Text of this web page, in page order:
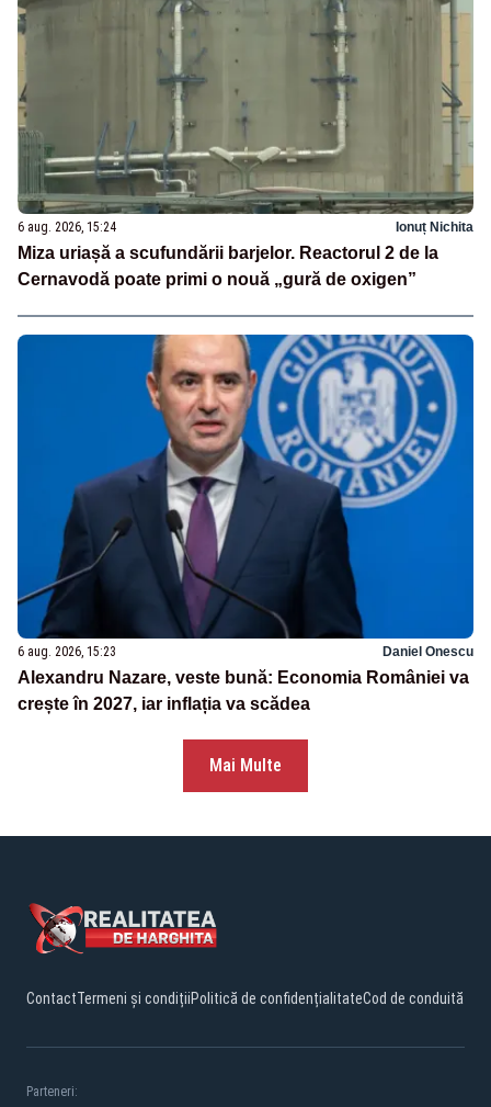
6 aug. 2026, 15:24 Ionuț Nichita
Miza uriașă a scufundării barjelor. Reactorul 2 de la
Cernavodă poate primi o nouă „gură de oxigen”
6 aug. 2026, 15:23 Daniel Onescu
Alexandru Nazare, veste bună: Economia României va
crește în 2027, iar inflația va scădea
Mai Multe
ContactTermeni și condițiiPolitică de confidențialitateCod de conduită
Parteneri: